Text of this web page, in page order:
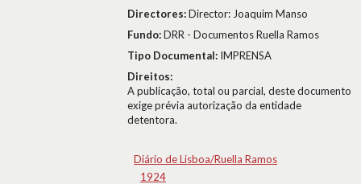
Directores:Director: Joaquim Manso
Fundo:DRR - Documentos Ruella Ramos
Tipo Documental: IMPRENSA
Direitos:
A publicação, total ou parcial, deste documento
exige prévia autorização da entidade
detentora.
Diário de Lisboa/Ruella Ramos
1924